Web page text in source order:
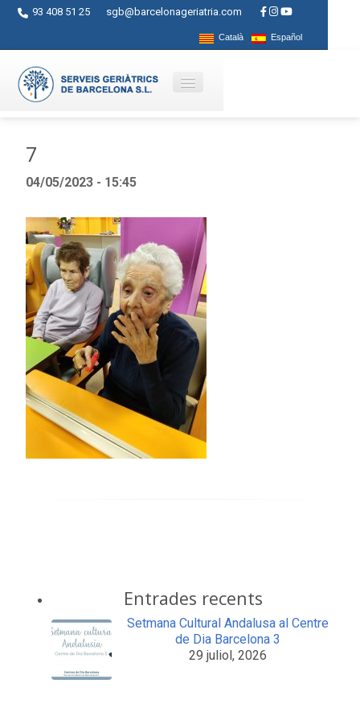
93 408 51 25 sgb@barcelonageriatria.com
Català Español
Serveis
Centres
Ajuts
Contacte
Blog
7
04/05/2023 - 15:45
Entrades recents
Setmana Cultural Andalusa al Centre
de Dia Barcelona 3
29 juliol, 2026